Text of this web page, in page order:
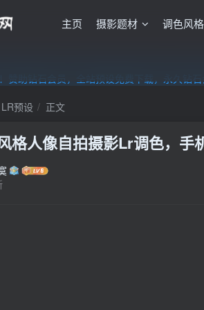
主页 摄影题材 调色风格
赞助钻石会员，全站预设免费下载，永久
LR预设 正文
格人像自拍摄影Lr调色，